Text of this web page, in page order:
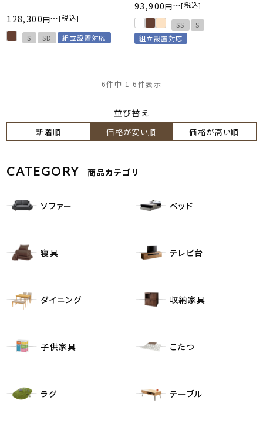
128,300 税込
〜
S SD 組立設置対応
93,900 税込
〜
SS
S
組立設置対応
並び替え
新着順 価格が安い順 価格が高い順
6件中 1 -6件表示
CATEGORY 商品カテゴリ
ソファー ベッド
寝具 テレビ台
ダイニング 収納家具
子供家具 こたつ
ラグ テーブル